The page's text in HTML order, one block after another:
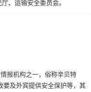
、运输安全委员会。
要及外宾提供安全保护等，其